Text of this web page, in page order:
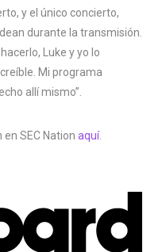
y el único concierto,
durante la transmisión.
Luke y yo lo
Mi programa
allí mismo”.
SEC Nation aquí.